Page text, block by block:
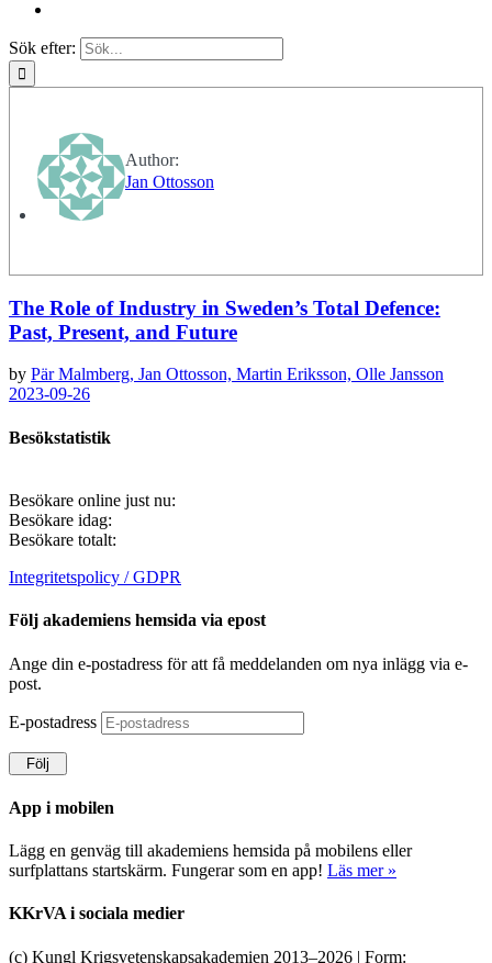
Sök efter:
Author:
Jan Ottosson
The Role of Industry in Sweden’s Total Defence:
Past, Present, and Future
by Pär Malmberg, Jan Ottosson, Martin Eriksson, Olle Jansson
2023-09-26
Besökstatistik
Besökare online just nu:
Besökare idag:
Besökare totalt:
Integritetspolicy / GDPR
Följ akademiens hemsida via epost
Ange din e-postadress för att få meddelanden om nya inlägg via e-
post.
E-postadress
Följ
App i mobilen
Lägg en genväg till akademiens hemsida på mobilens eller
surfplattans startskärm. Fungerar som en app! Läs mer »
KKrVA i sociala medier
(c) Kungl Krigsvetenskapsakademien 2013–2026 | Form: